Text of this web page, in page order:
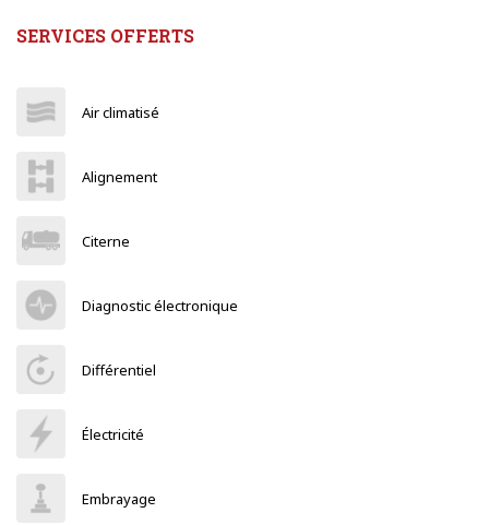
SERVICES OFFERTS
Air climatisé
Alignement
Citerne
Diagnostic électronique
Différentiel
Électricité
Embrayage